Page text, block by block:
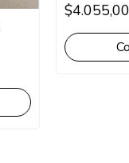
$4.055,00